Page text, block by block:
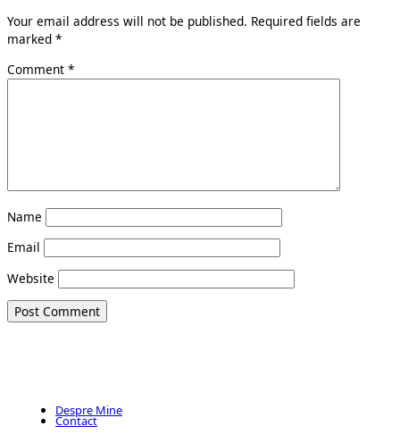
Your email address will not be published. Required fields are
marked *
Comment *
Name
Email
Website
Despre Mine
Contact